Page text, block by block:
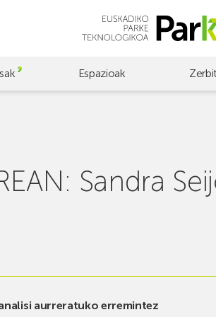
Espazioak
Sandra
aurreratuko erremintez